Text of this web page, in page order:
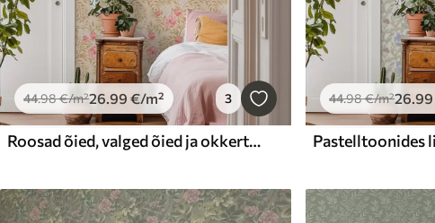
44.98€/m²26.99 €/m² 3
Roosad õied, valged õied ja okkertoonilised lehed
44.98€/m²26.99